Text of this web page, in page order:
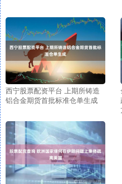
西宁股票配资平台 上期所铸造
铝合金期货首批标准仓单生成